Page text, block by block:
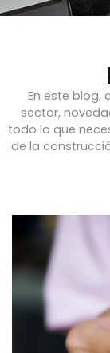
En este blog,
sector,
todo lo que
de la